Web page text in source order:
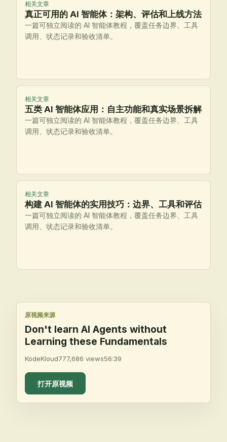
相关文章
真正可用的 AI 智能体：架构、评估和上线方法
一篇可独立阅读的 AI 智能体教程，覆盖任务边界、工具
调用、状态记录和验收清单。
相关文章
五类 AI 智能体应用：自主功能和真实场景拆解
一篇可独立阅读的 AI 智能体教程，覆盖任务边界、工具
调用、状态记录和验收清单。
相关文章
构建 AI 智能体的实用技巧：边界、工具和评估
一篇可独立阅读的 AI 智能体教程，覆盖任务边界、工具
调用、状态记录和验收清单。
原视频来源
Don't learn AI Agents without
Learning these Fundamentals
KodeKloud777,686 views56:39
打开原视频